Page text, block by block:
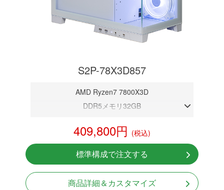
S2P-78X3D857
AMD Ryzen7 7800X3D
DDR5メモリ32GB
NVMeSSD 1TB
無線LAN Bluetooth対応
Windows11 Home 64bit
409,800円 (税込)
標準構成で注文する
商品詳細＆カスタマイズ